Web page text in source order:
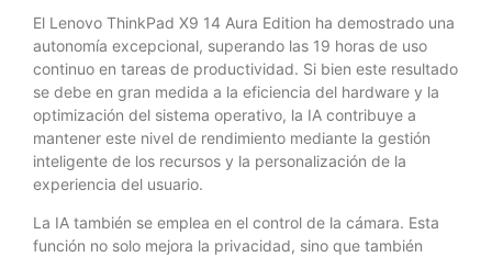
El Lenovo ThinkPad X9 14 Aura Edition ha demostrado una
autonomía excepcional, superando las 19 horas de uso
continuo en tareas de productividad. Si bien este resultado
se debe en gran medida a la eficiencia del hardware y la
optimización del sistema operativo, la IA contribuye a
mantener este nivel de rendimiento mediante la gestión
inteligente de los recursos y la personalización de la
experiencia del usuario.
La IA también se emplea en el control de la cámara. Esta
función no solo mejora la privacidad, sino que también